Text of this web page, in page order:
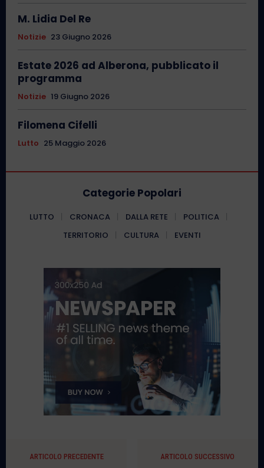
M. Lidia Del Re
Notizie 23 Giugno 2026
Estate 2026 ad Alberona, pubblicato il
programma
Notizie 19 Giugno 2026
Filomena Cifelli
Lutto 25 Maggio 2026
Categorie Popolari
LUTTO CRONACA DALLA RETE
POLITICA
TERRITORIO
CULTURA EVENTI
ARTICOLO PRECEDENTE ARTICOLO SUCCESSIVO